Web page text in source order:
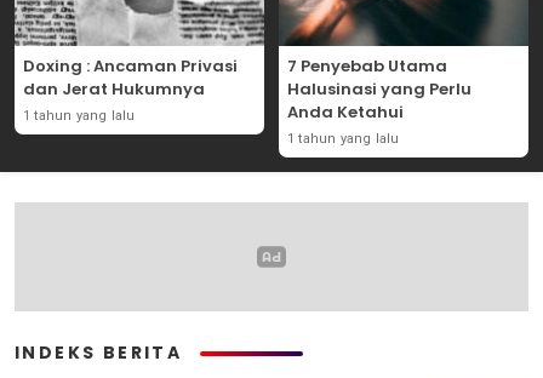
Doxing : Ancaman Privasi
dan Jerat Hukumnya
1 tahun yang lalu
7 Penyebab Utama
Halusinasi yang Perlu
Anda Ketahui
1 tahun yang lalu
INDEKS BERITA